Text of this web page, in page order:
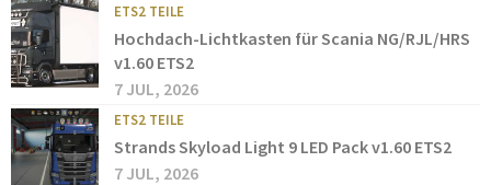
ETS2 TEILE
Hochdach-Lichtkasten für Scania NG/RJL/HRS
v1.60 ETS2
7 JUL, 2026
ETS2 TEILE
Strands Skyload Light 9 LED Pack v1.60 ETS2
7 JUL, 2026